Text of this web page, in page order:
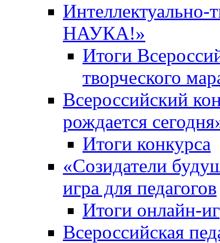
НАУКА!»
Итоги
творческого
Всероссийский
рождается
Итоги конкурса
«Cозидатели
игра для педагогов
Итоги онлайн-
Всероссийская